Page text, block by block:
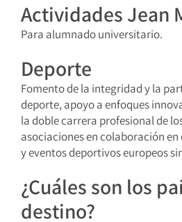
Actividades Jean
Para alumnado universitario.
Deporte
Fomento de la integridad y la
deporte, apoyo a enfoques
la doble carrera profesional de
asociaciones en colaboración
y eventos deportivos europeos
¿Cuáles son los
destino?